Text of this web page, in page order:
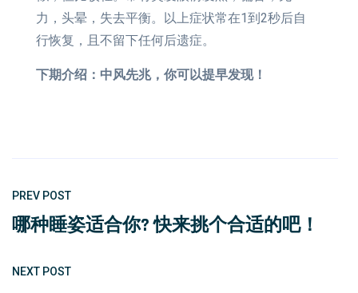
力，头晕，失去平衡。以上症状常在1到2秒后自
行恢复，且不留下任何后遗症。
下期介绍：中风先兆，你可以提早发现！
PREV POST
哪种睡姿适合你? 快来挑个合适的吧！
NEXT POST